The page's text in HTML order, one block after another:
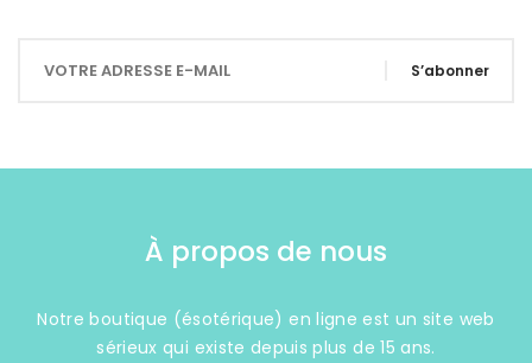
S’abonner
À propos de nous
Notre boutique (ésotérique) en ligne est un site web
sérieux qui existe depuis plus de 15 ans.